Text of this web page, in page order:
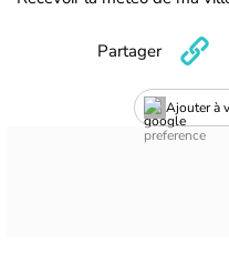
Ajouter à
Partager